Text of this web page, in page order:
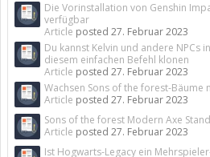
Die Vorinstallation von Genshin
verfügbar
Article posted 27. Februar 2023
Du kannst Kelvin und andere NPCs
diesem einfachen Befehl klonen
Article posted 27. Februar 2023
Wachsen Sons of the forest-Bäume
Article posted 27. Februar 2023
Sons of the forest Modern Axe
Article posted 27. Februar 2023
Ist Hogwarts-Legacy ein